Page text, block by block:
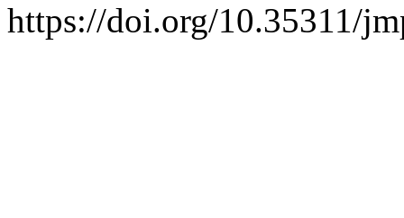
https://doi.org/10.35311/